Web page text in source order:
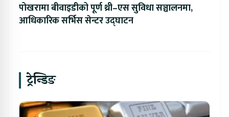
पोखरामा बीवाइडीको पूर्ण थ्री–एस सुविधा सञ्चालनमा,
आधिकारिक सर्भिस सेन्टर उद्घाटन
ट्रेन्डिङ